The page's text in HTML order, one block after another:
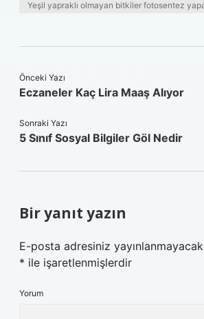
Yeşil yapraklı olmayan bitkiler fotosentez
Önceki Yazı
Eczaneler Kaç Lira Maaş Alıyor
Sonraki Yazı
5 Sınıf Sosyal Bilgiler Göl Nedir
Bir yanıt yazın
E-posta adresiniz
* ile işaretlenmişlerdir
Yorum